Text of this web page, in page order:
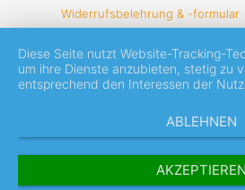
Widerrufsbelehrung & -formular
Diese Seite nutzt Website-Tracking-
um ihre Dienste anzubieten, stetig zu
entsprechend den Interessen der
ABLEHNEN
AKZEPTIEREN